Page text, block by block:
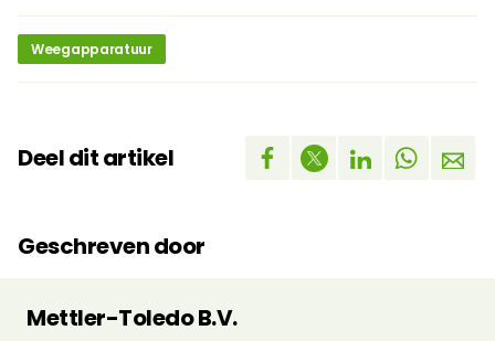
Weegapparatuur
Deel dit artikel
Geschreven door
Mettler-Toledo B.V.